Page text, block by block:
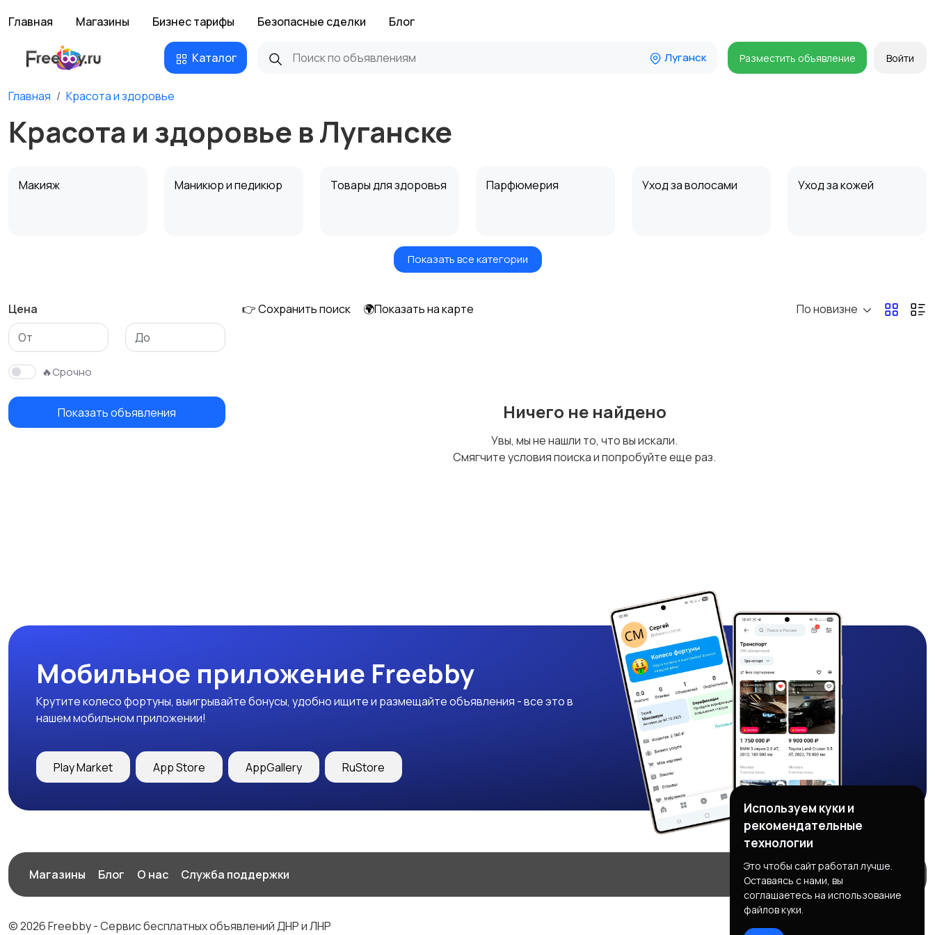
Главная Магазины Бизнес тарифы Безопасные сделки Блог
Каталог Луганск Разместить объявление Войти
Главная Красота и здоровье
Красота и здоровье в Луганске
Макияж Маникюр и педикюр Товары для здоровья Парфюмерия Уход за волосами Уход за кожей
Средства для
Другое
Показать все категории
Цена
🔥Срочно
Показать объявления
👉 Сохранить поиск 🌍Показать на карте По новизне
Ничего не найдено
Увы, мы не нашли то, что вы искали.
Смягчите условия поиска и попробуйте еще раз.
Мобильное приложение Freebby
Крутите колесо фортуны, выигрывайте бонусы, удобно ищите и размещайте объявления - все это в
нашем мобильном приложении!
Play Market App Store AppGallery RuStore
Магазины Блог О нас Служба поддержки
© 2026 Freebby - Сервис бесплатных объявлений ДНР и ЛНР
Используем куки и
рекомендательные
технологии
Это чтобы сайт работал лучше.
Оставаясь с нами, вы
соглашаетесь на использование
файлов куки.